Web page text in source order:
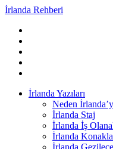
İrlanda Rehberi
İrlanda Yazıları
Neden
İrlanda Staj
İrlanda İş
İrlanda
İrlanda